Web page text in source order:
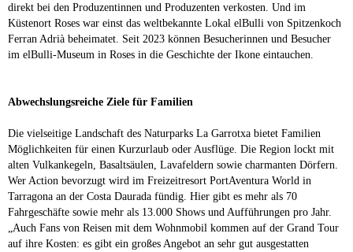
direkt bei den Produzentinnen und Produzenten verkosten. Und im
Küstenort Roses war einst das weltbekannte Lokal elBulli von Spitzenkoch
Ferran Adrià beheimatet. Seit 2023 können Besucherinnen und Besucher
im elBulli-Museum in Roses in die Geschichte der Ikone eintauchen.
Abwechslungsreiche Ziele für Familien
Die vielseitige Landschaft des Naturparks La Garrotxa bietet Familien
Möglichkeiten für einen Kurzurlaub oder Ausflüge. Die Region lockt mit
alten Vulkankegeln, Basaltsäulen, Lavafeldern sowie charmanten Dörfern.
Wer Action bevorzugt wird im Freizeitresort PortAventura World in
Tarragona an der Costa Daurada fündig. Hier gibt es mehr als 70
Fahrgeschäfte sowie mehr als 13.000 Shows und Aufführungen pro Jahr.
„Auch Fans von Reisen mit dem Wohnmobil kommen auf der Grand Tour
auf ihre Kosten: es gibt ein großes Angebot an sehr gut ausgestatten